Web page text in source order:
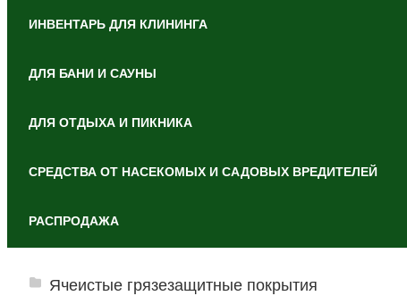
ИНВЕНТАРЬ ДЛЯ КЛИНИНГА
ДЛЯ БАНИ И САУНЫ
ДЛЯ ОТДЫХА И ПИКНИКА
СРЕДСТВА ОТ НАСЕКОМЫХ И САДОВЫХ ВРЕДИТЕЛЕЙ
РАСПРОДАЖА
Ячеистые грязезащитные покрытия